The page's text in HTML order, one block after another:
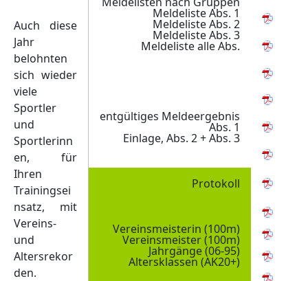
Meldeliste Abs. 1
Meldeliste Abs. 2
Meldeliste Abs. 3
Meldeliste alle Abs.
entgültiges Meldeergebnis
Abs. 1
Einlage, Abs. 2 + Abs. 3
Protokoll
Vereinsmeisterin (100m)
Vereinsmeister (100m)
Jahrgänge (06-95)
Altersklassen (AK20+)
Auch diese
Jahr
belohnten
sich wieder
viele
Sportler
und
Sportlerinn
en, für
Ihren
Trainingsei
nsatz, mit
Vereins-
und
Altersrekor
den.